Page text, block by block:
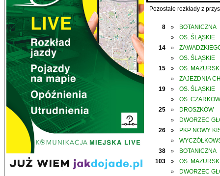
Pozostałe rozkłady z
8 » BOTANICZNA
»
OS. ŚLĄSKIE
14
»
»
OS. ŚLĄSKIE
15
» OS.
»
ZAJEZDNIA
19
» OS. ŚLĄSKIE
»
OS.
25
» DROSZKÓW
»
DWORZEC
26
» PKP NOWY
»
38
»
BOTANICZNA
103
» OS.
»
DWORZEC